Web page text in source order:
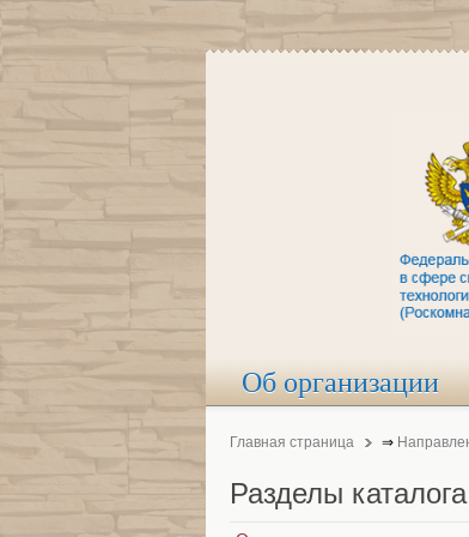
Об организации
Главная страница ⇒
Разделы каталога